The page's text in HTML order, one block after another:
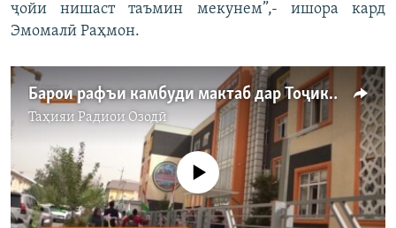
ҷойи нишаст таъмин мекунем”,- ишора кард
Эмомалӣ Раҳмон.
Барои рафъи камбуди мактаб дар Тоҷикистон ҳар сол садҳо муассисаи таълимӣ сохтан зарур будааст
Таҳияи Радиои Озодӣ
Феълан кор намекунад